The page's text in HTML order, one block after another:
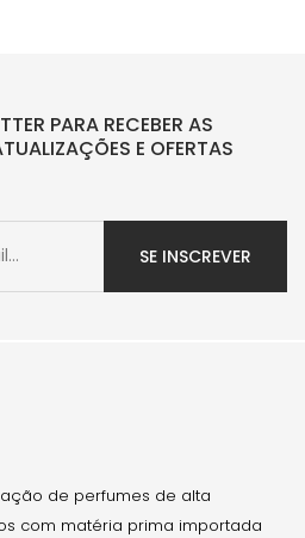
PARA RECEBER AS
E OFERTAS
SE INSCREVER
de perfumes de alta
com matéria prima importada